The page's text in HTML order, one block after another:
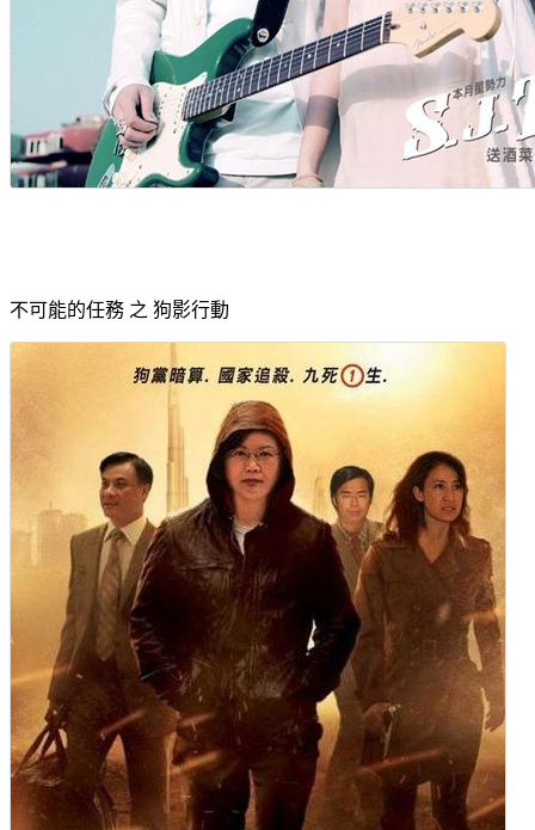
不可能的任務 之 狗影行動